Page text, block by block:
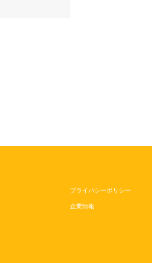
プライバシーポリシー
企業情報